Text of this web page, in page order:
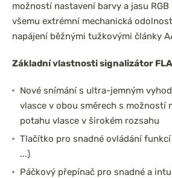
možností nastavení barvy a jasu RGB
všemu extrémní mechanická
napájení běžnými tužkovými články
Základní vlastnosti signalizátor
Nové snímání s ultra-jemným
vlasce v obou směrech s možností
potahu vlasce v širokém rozsahu
Tlačítko pro snadné ovládání funkcí
...)
Páčkový přepínač pro snadné a